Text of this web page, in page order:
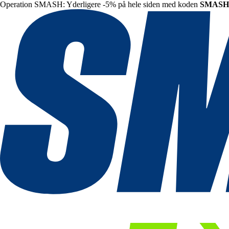
Operation SMASH: Yderligere -5% på hele siden med koden